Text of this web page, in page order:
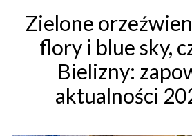
Zielone
flory i blue sky,
Bielizny:
aktualności